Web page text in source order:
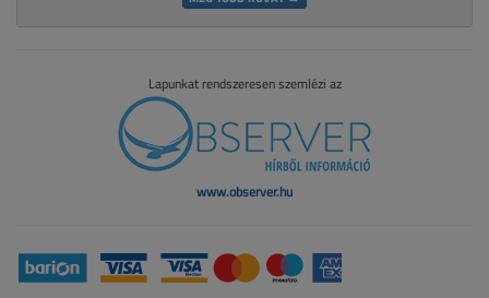
Lapunkat rendszeresen szemlézi az
www.observer.hu